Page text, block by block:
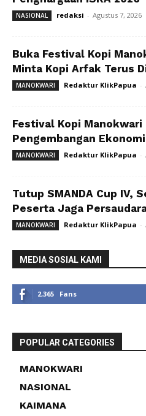
NASIONAL redaksi - Agustus 7, 2026
Buka Festival Kopi
Minta Kopi Arfak Terus
MANOKWARI Redaktur KlikPapua -
Festival Kopi Manokwari
Pengembangan
MANOKWARI Redaktur KlikPapua -
Tutup SMANDA Cup IV,
Peserta Jaga
MANOKWARI Redaktur KlikPapua -
MEDIA SOSIAL KAMI
2,365 Fans
POPULAR CATEGORIES
MANOKWARI
NASIONAL
KAIMANA